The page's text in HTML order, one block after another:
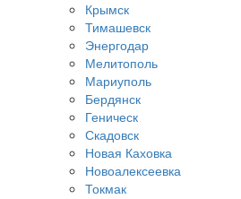
Крымск
Тимашевск
Энергодар
Мелитополь
Мариуполь
Бердянск
Геническ
Скадовск
Новая Каховка
Новоалексеевка
Токмак